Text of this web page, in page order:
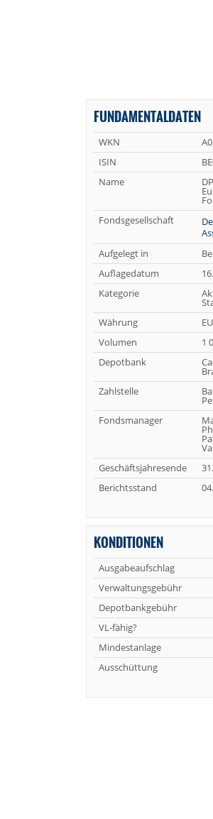
FUNDAMENTALDATEN
WKN
ISIN
Name
Fondsgesellschaft
Aufgelegt in
Auflagedatum
Kategorie
Währung
Volumen
1
Depotbank
Zahlstelle
Fondsmanager
Geschäftsjahresende
Berichtsstand
KONDITIONEN
Ausgabeaufschlag
Verwaltungsgebühr
Depotbankgebühr
VL-fähig?
Mindestanlage
Ausschüttung